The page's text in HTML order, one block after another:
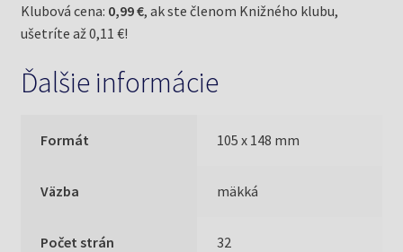
Klubová cena: 0,99 €, ak ste členom Knižného klubu,
ušetríte až 0,11 €!
Ďalšie informácie
Formát 105 x 148 mm
Väzba mäkká
Počet strán 32